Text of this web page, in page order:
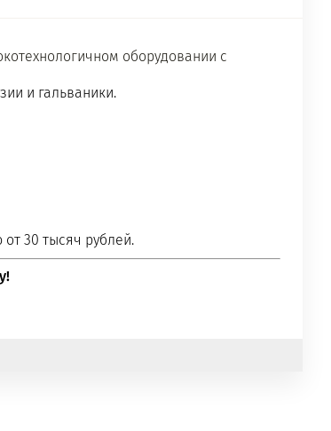
оборудовании с
и гальваники.
30 тысяч рублей.